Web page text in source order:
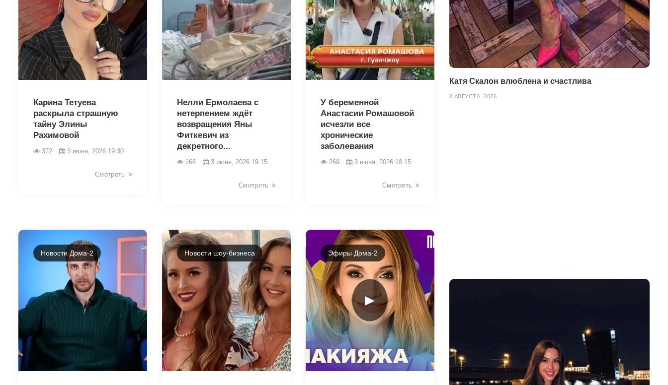
Карина Тетуева
раскрыла страшную
тайну Элины
Рахимовой
372 3 июня, 2026 19:30
Смотреть
Нелли Ермолаева с
нетерпением ждёт
возвращения Яны
Фиткевич из
декретного...
266 3 июня, 2026 19:15
Смотреть
У беременной
Анастасии Ромашовой
исчезли все
хронические
заболевания
269 3 июня, 2026 18:15
Смотреть
Новости Дома-2 Новости шоу-бизнеса
►
Эфиры Дома-2
Катя Скалон влюблена и счастлива
8 АВГУСТА, 2026